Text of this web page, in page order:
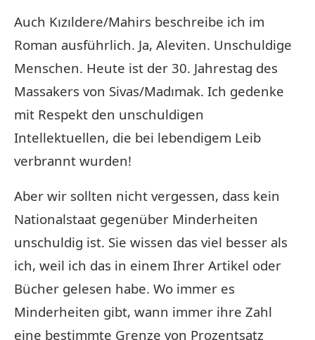
Auch Kızıldere/Mahirs beschreibe ich im
Roman ausführlich. Ja, Aleviten. Unschuldige
Menschen. Heute ist der 30. Jahrestag des
Massakers von Sivas/Madımak. Ich gedenke
mit Respekt den unschuldigen
Intellektuellen, die bei lebendigem Leib
verbrannt wurden!
Aber wir sollten nicht vergessen, dass kein
Nationalstaat gegenüber Minderheiten
unschuldig ist. Sie wissen das viel besser als
ich, weil ich das in einem Ihrer Artikel oder
Bücher gelesen habe. Wo immer es
Minderheiten gibt, wann immer ihre Zahl
eine bestimmte Grenze von Prozentsatz